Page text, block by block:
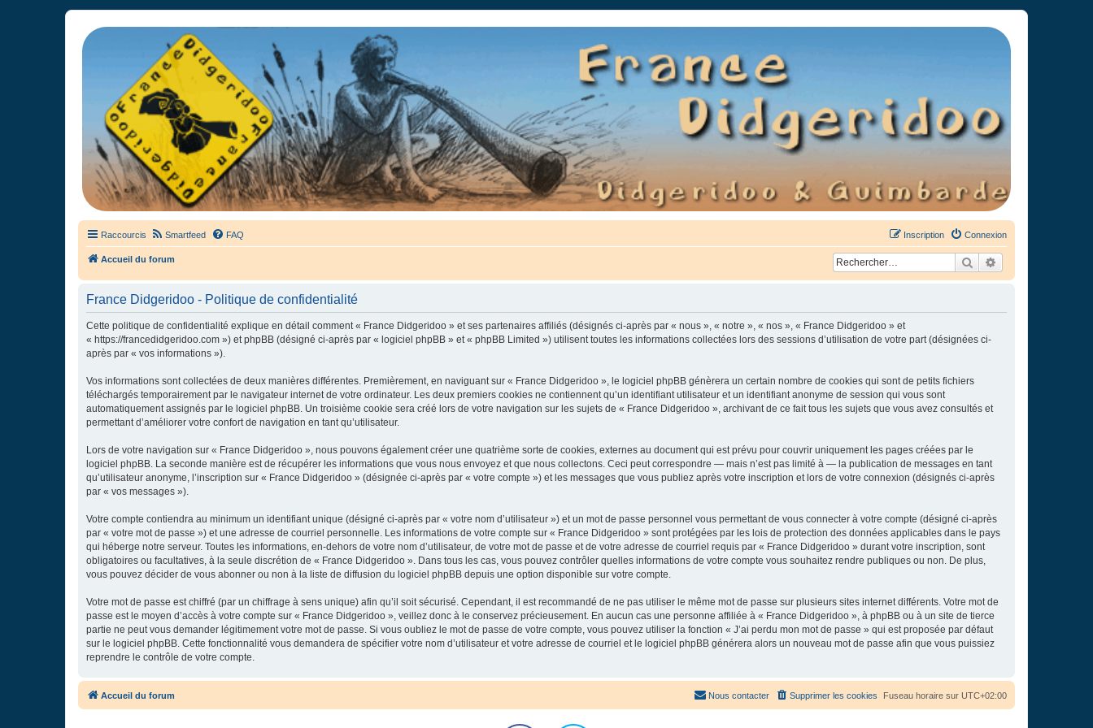
France Didgeridoo
Didgeridoo et Guimbarde sur France Didgeridoo - retrouvez la communauté.
Raccourcis Smartfeed FAQ Connexion
Inscription
Accueil du forum Rechercher
France Didgeridoo - Politique de confidentialité
Cette politique de confidentialité explique en détail comment « France Didgeridoo » et ses partenaires affiliés (désignés ci-après par « nous », « notre », « nos », « France Didgeridoo » et
« https://francedidgeridoo.com ») et phpBB (désigné ci-après par « logiciel phpBB » et « phpBB Limited ») utilisent toutes les informations collectées lors des sessions d’utilisation de votre part (désignées ci-
après par « vos informations »).
Vos informations sont collectées de deux manières différentes. Premièrement, en naviguant sur « France Didgeridoo », le logiciel phpBB génèrera un certain nombre de cookies qui sont de petits fichiers
téléchargés temporairement par le navigateur internet de votre ordinateur. Les deux premiers cookies ne contiennent qu’un identifiant utilisateur et un identifiant anonyme de session qui vous sont
automatiquement assignés par le logiciel phpBB. Un troisième cookie sera créé lors de votre navigation sur les sujets de « France Didgeridoo », archivant de ce fait tous les sujets que vous avez consultés et
permettant d’améliorer votre confort de navigation en tant qu’utilisateur.
Lors de votre navigation sur « France Didgeridoo », nous pouvons également créer une quatrième sorte de cookies, externes au document qui est prévu pour couvrir uniquement les pages créées par le
logiciel phpBB. La seconde manière est de récupérer les informations que vous nous envoyez et que nous collectons. Ceci peut correspondre — mais n’est pas limité à — la publication de messages en tant
qu’utilisateur anonyme, l’inscription sur « France Didgeridoo » (désignée ci-après par « votre compte ») et les messages que vous publiez après votre inscription et lors de votre connexion (désignés ci-après
par « vos messages »).
Votre compte contiendra au minimum un identifiant unique (désigné ci-après par « votre nom d’utilisateur ») et un mot de passe personnel vous permettant de vous connecter à votre compte (désigné ci-après
par « votre mot de passe ») et une adresse de courriel personnelle. Les informations de votre compte sur « France Didgeridoo » sont protégées par les lois de protection des données applicables dans le pays
qui héberge notre serveur. Toutes les informations, en-dehors de votre nom d’utilisateur, de votre mot de passe et de votre adresse de courriel requis par « France Didgeridoo » durant votre inscription, sont
obligatoires ou facultatives, à la seule discrétion de « France Didgeridoo ». Dans tous les cas, vous pouvez contrôler quelles informations de votre compte vous souhaitez rendre publiques ou non. De plus,
vous pouvez décider de vous abonner ou non à la liste de diffusion du logiciel phpBB depuis une option disponible sur votre compte.
Votre mot de passe est chiffré (par un chiffrage à sens unique) afin qu’il soit sécurisé. Cependant, il est recommandé de ne pas utiliser le même mot de passe sur plusieurs sites internet différents. Votre mot de
passe est le moyen d’accès à votre compte sur « France Didgeridoo », veillez donc à le conservez précieusement. En aucun cas une personne affiliée à « France Didgeridoo », à phpBB ou à un site de tierce
partie ne peut vous demander légitimement votre mot de passe. Si vous oubliez le mot de passe de votre compte, vous pouvez utiliser la fonction « J’ai perdu mon mot de passe » qui est proposée par défaut
sur le logiciel phpBB. Cette fonctionnalité vous demandera de spécifier votre nom d’utilisateur et votre adresse de courriel et le logiciel phpBB générera alors un nouveau mot de passe afin que vous puissiez
reprendre le contrôle de votre compte.
Accueil du forum Fuseau horaire sur UTC+02:00
Supprimer les cookies
Nous contacter